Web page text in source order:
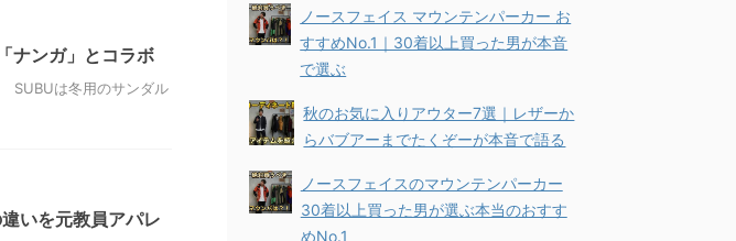
ナンガ」とコラボ
は冬用のサンダル
いを元教員アパレ
ノースフェイス マウンテンパーカー お
すすめNo.1｜30着以上買った男が本音
で選ぶ
秋のお気に入りアウター7選｜レザーか
らバブアーまでたくぞーが本音で語る
ノースフェイスのマウンテンパーカー
30着以上買った男が選ぶ本当のおすす
めNo.1